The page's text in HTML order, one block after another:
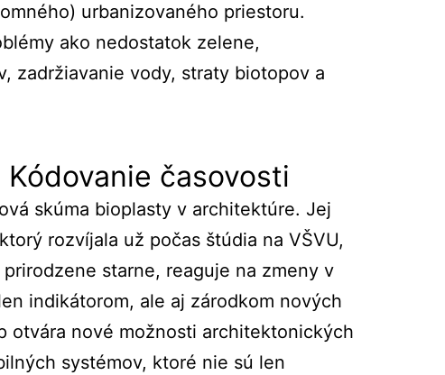
urbanizovaného priestoru.
ako nedostatok zelene,
zadržiavanie vody, straty biotopov a
Kódovanie časovosti
skúma bioplasty v architektúre. Jej
rozvíjala už počas štúdia na VŠVU,
starne, reaguje na zmeny v
indikátorom, ale aj zárodkom nových
otvára nové možnosti architektonických
systémov, ktoré nie sú len